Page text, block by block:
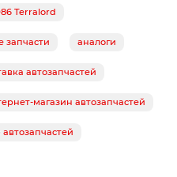
Terralord
запчасти аналоги
автозапчастей
магазин автозапчастей